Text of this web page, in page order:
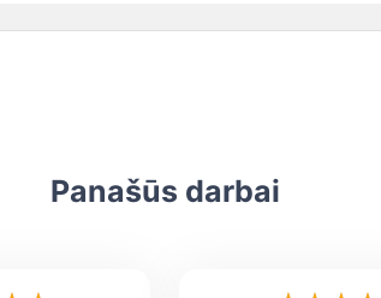
Panašūs darbai